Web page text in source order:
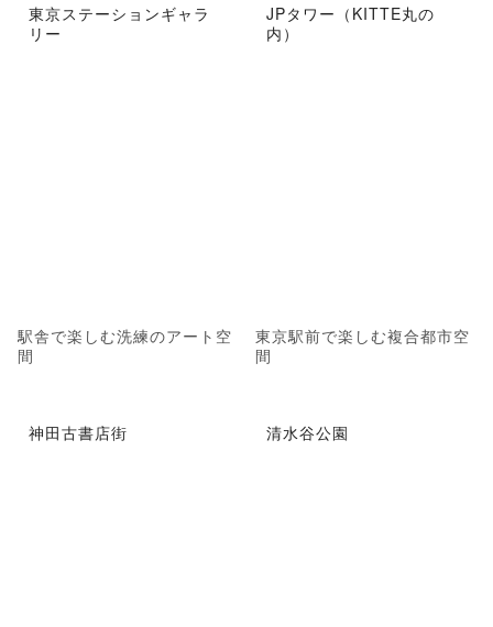
東京ステーションギャラ
リー
駅舎で楽しむ洗練のアート空
間
JPタワー（KITTE丸の
内）
東京駅前で楽しむ複合都市空
間
神田古書店街 清水谷公園